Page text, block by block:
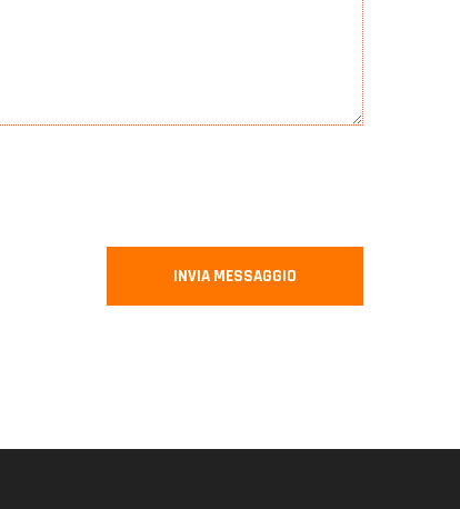
INVIA MESSAGGIO